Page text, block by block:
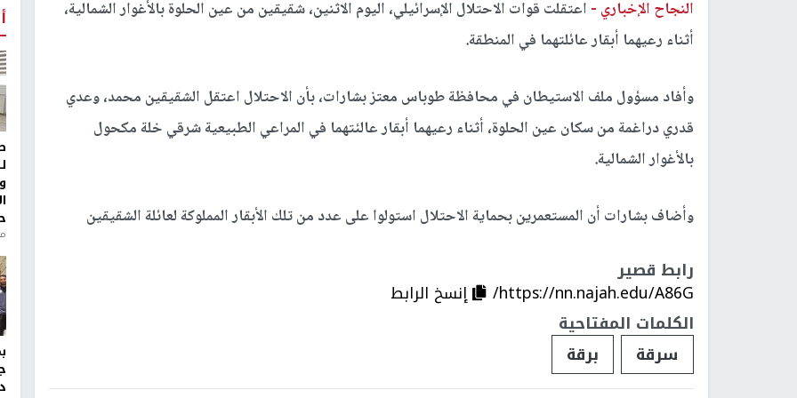
النجاح الإخباري - اعتقلت قوات الاحتلال الإسرائيلي، اليوم الاثنين، شقيقين من عين الحلوة بالأغوار الشمالية،
أثناء رعيهما أبقار عائلتهما في المنطقة.
وأفاد مسؤول ملف الاستيطان في محافظة طوباس معتز بشارات، بأن الاحتلال اعتقل الشقيقين محمد، وعدي
قدري دراغمة من سكان عين الحلوة، أثناء رعيهما أبقار عالئتهما في المراعي الطبيعية شرقي خلة مكحول
بالأغوار الشمالية.
وأضاف بشارات أن المستعمرين بحماية الاحتلال استولوا على عدد من تلك الأبقار المملوكة لعائلة الشقيقين
رابط قصير
https://nn.najah.edu/A86G/
إنسخ الرابط
الكلمات المفتاحية
سرقة
برقة